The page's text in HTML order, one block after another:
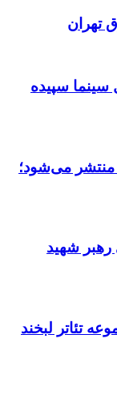
تهران
سینما سپیده
صدای ۷ خواننده منتشر می‌شود؛
شهید
تئاتر لبخند